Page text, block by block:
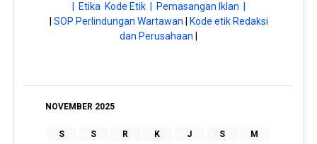
| Etika Kode Etik |
Pemasangan Iklan |
SOP Perlindungan Wartawan
Kode etik Redaksi
dan Perusahaan
NOVEMBER 2025
S S R K J S
M